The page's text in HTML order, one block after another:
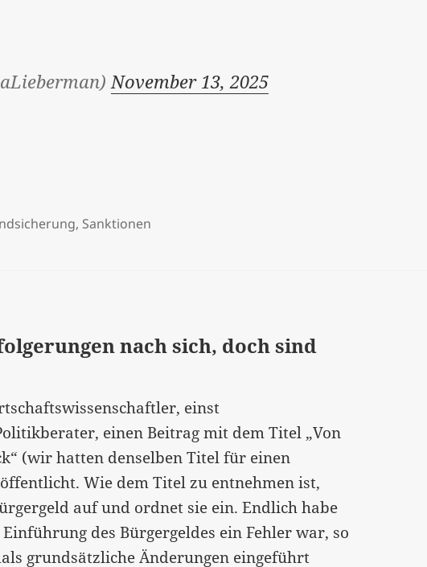
November 13, 2025
, Sanktionen
nach sich, doch sind
einst
einen Beitrag mit dem Titel „Von
(wir hatten denselben Titel für einen
Wie dem Titel zu entnehmen ist,
auf und ordnet sie ein. Endlich habe
des Bürgergeldes ein Fehler war, so
grundsätzliche Änderungen eingeführt